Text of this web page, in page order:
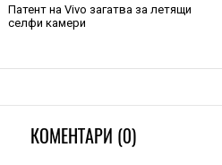
Патент на Vivo загатва за летящи
селфи камери
КОМЕНТАРИ (0)